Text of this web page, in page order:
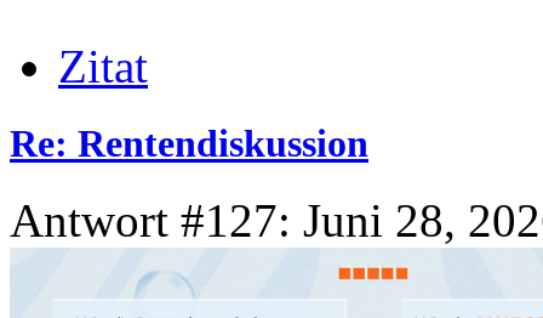
Zitat
Re: Rentendiskussion
Antwort #127: Juni 28,